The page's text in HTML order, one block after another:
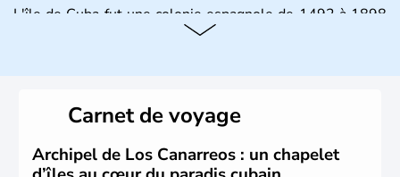
L'île de Cuba fut une colonie espagnole de 1492 à 1898
puis un Territoire des Etats-Unis jusqu'en 1902. Le 17
Aujourd'hui, l'embargo américain a été assoupli et le
tourisme bat son plein à Cuba.
Carnet de voyage
Archipel de Los Canarreos : un chapelet